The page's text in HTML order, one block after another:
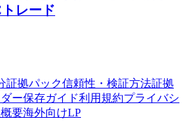
レード
証拠パック信頼性・検証方法証拠
ー保存ガイド利用規約プライバシ
要海外向けLP